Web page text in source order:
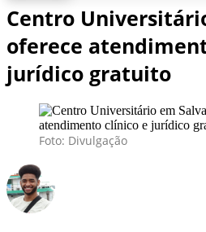
Centro
oferece
jurídico gratuito
Foto: Divulgação